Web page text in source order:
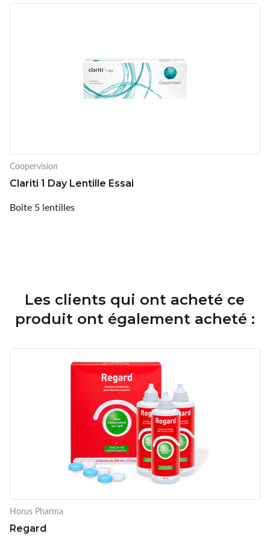
Coopervision
Clariti 1 Day Lentille Essai
Boîte 5 lentilles
Les clients qui ont acheté ce
produit ont également acheté :
Horus Pharma
Regard